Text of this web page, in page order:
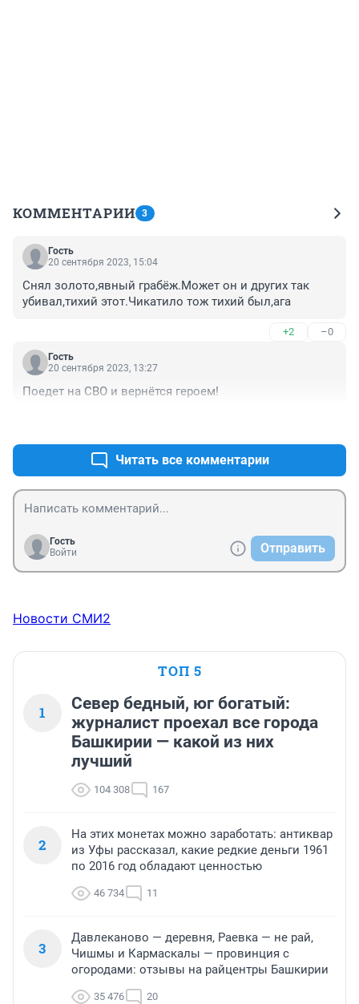
КОММЕНТАРИИ 3
Гость
20 сентября 2023, 15:04
Снял золото,явный грабёж.Может он и других так
убивал,тихий этот.Чикатило тож тихий был,ага
+2 –0
Гость
20 сентября 2023, 13:27
Поедет на СВО и вернётся героем!
Читать все комментарии
Гость
Войти
Отправить
Новости СМИ2
ТОП 5
1
Север бедный, юг богатый:
журналист проехал все города
Башкирии — какой из них
лучший
104 308 167
2
На этих монетах можно заработать: антиквар
из Уфы рассказал, какие редкие деньги 1961
по 2016 год обладают ценностью
46 734 11
3
Давлеканово — деревня, Раевка — не рай,
Чишмы и Кармаскалы — провинция с
огородами: отзывы на райцентры Башкирии
35 476 20